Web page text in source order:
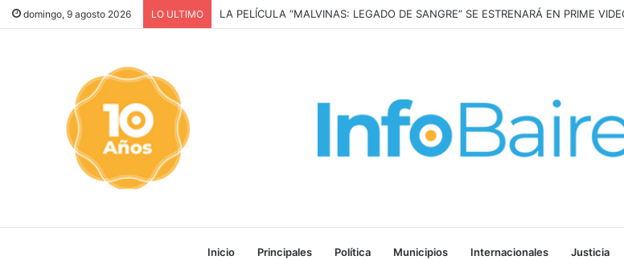
domingo, 9 agosto 2026 LO ULTIMO LA PELÍCULA “MALVINAS: LEGADO DE SANGRE” SE ESTRENARÁ EN PRIME
Inicio Principales Política Municipios Internacionales Justicia